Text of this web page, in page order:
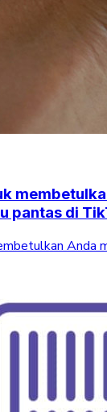
pantas di
Anda